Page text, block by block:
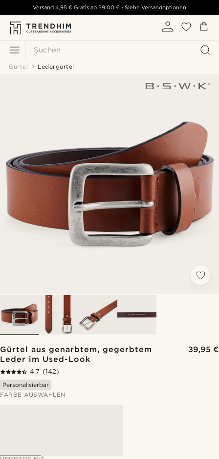
Suchen
Versand 4,95 € Gratis ab59,00 € - Siehe Versandoptionen
Gürtel Ledergürtel
Gürtel aus genarbtem, gegerbtem
Leder im Used-Look
39,95 €
4.7 (142)
Personalisierbar
FARBE AUSWÄHLEN